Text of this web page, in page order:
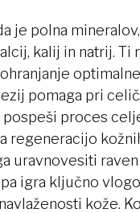
je polna
kalij in natrij. Ti
pomaga pri
proces
regeneracijo
uravnovesiti
igra ključno
kože.